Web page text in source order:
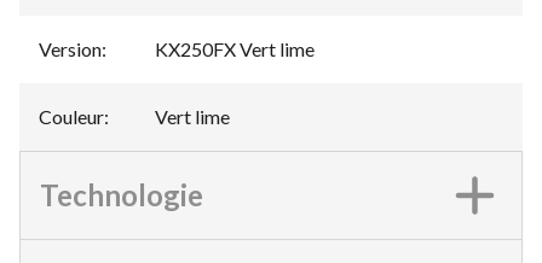
Version: KX250FX Vert lime
Couleur: Vert lime
Technologie